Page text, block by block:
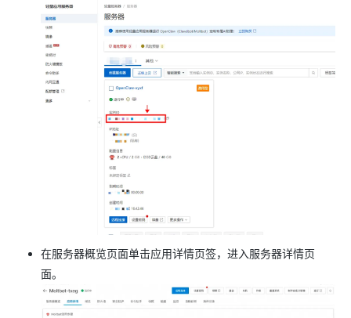
在服务器概览页面单击应用详情页签，进入服务器详情页
面。